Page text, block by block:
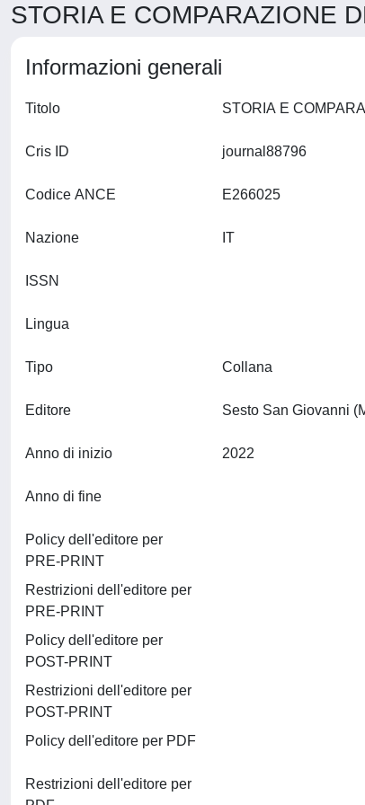
STORIA E COMPARAZIONE
Informazioni generali
Titolo
Cris ID
Codice ANCE
Nazione
ISSN
Lingua
Tipo Collana
Editore
Anno di inizio
Anno di fine
Policy dell'editore per
PRE-PRINT
Restrizioni dell'editore per
PRE-PRINT
Policy dell'editore per
POST-PRINT
Restrizioni dell'editore per
POST-PRINT
Policy dell'editore per PDF
Restrizioni dell'editore per